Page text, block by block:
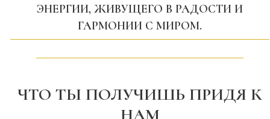
ЭНЕРГИИ, ЖИВУЩЕГО В РАДОСТИ И
ГАРМОНИИ С МИРОМ.
ЧТО ТЫ ПОЛУЧИШЬ ПРИДЯ К